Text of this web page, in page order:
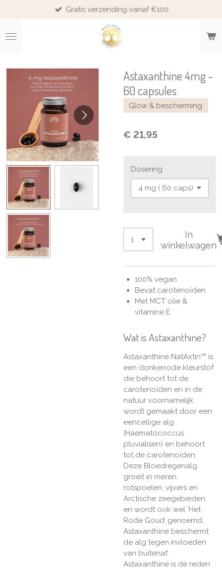
naar
de
Gratis verzending vanaf €100
Astaxanthine 4mg -
60 capsules
Glow & bescherming
€ 21,95
Dosering
In
winkelwagen
100% vegan
Bevat carotenoïden
Met MCT olie &
vitamine E
Wat is Astaxanthine?
Astaxanthine NatAxtin™ is
een donkerrode kleurstof
die behoort tot de
carotenoïden en in de
natuur voornamelijk
wordt gemaakt door een
eencellige alg
(Haematococcus
pluvialisen) en behoort
tot de carotenoïden.
Deze Bloedregenalg
groeit in meren,
rotspoelen, vijvers en
Arctische zeegebieden
en wordt ook wel ‘Het
Rode Goud’ genoemd.
Astaxanthine beschermt
de alg tegen invloeden
van buitenaf.
Astaxanthine is de reden